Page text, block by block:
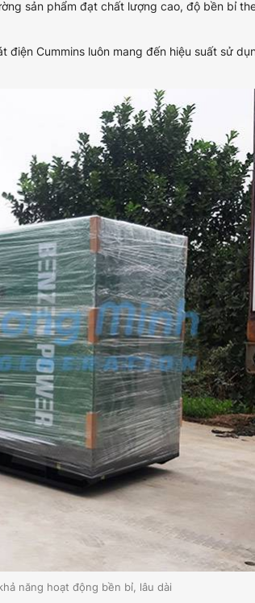
sản phẩm đạt chất lượng cao, độ bền bỉ
Cummins luôn mang đến hiệu suất sử
năng hoạt động bền bỉ, lâu dài